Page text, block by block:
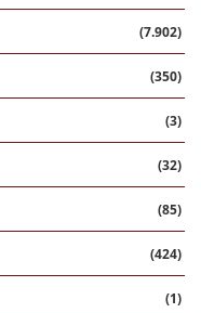
(7.902)
(350)
(3)
(32)
(85)
(424)
(1)